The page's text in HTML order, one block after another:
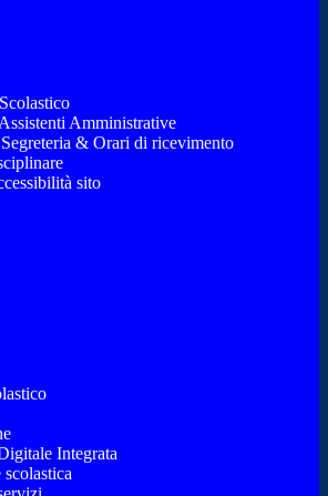
Amministrative
& Orari di ricevimento
sito
Integrata